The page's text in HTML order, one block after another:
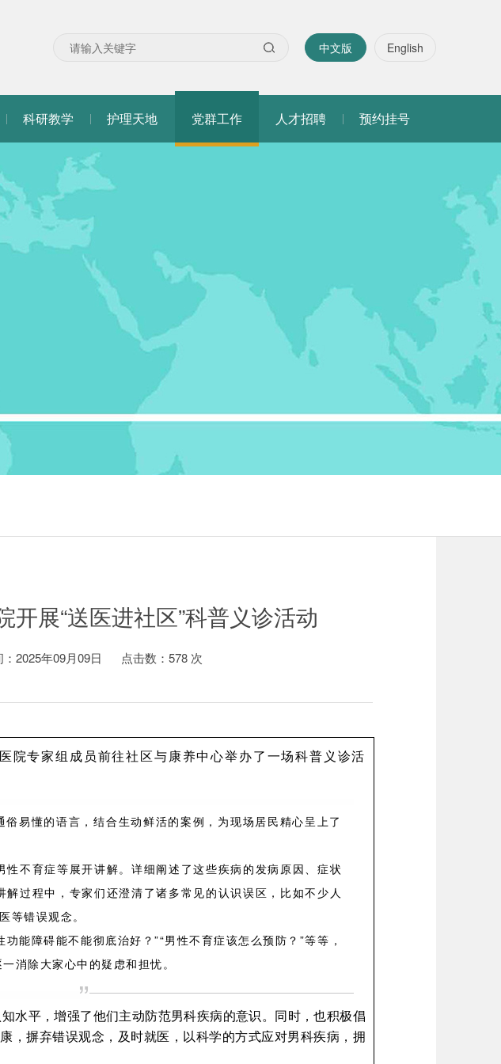
中文版 English
科研教学 护理天地 党群工作 人才招聘 预约挂号
展“送医进社区”科普义诊活动
2025年09月09日 点击数： 578 次
专家组成员前往社区与康养中心举办了一场科普义诊活
易懂的语言，结合生动鲜活的案例，为现场居民精心呈上了
不育症等展开讲解。详细阐述了这些疾病的发病原因、症状
过程中，专家们还澄清了诸多常见的认识误区，比如不少人
等错误观念。
障碍能不能彻底治好？”“男性不育症该怎么预防？”等等，
消除大家心中的疑虑和担忧。
”
平，增强了他们主动防范男科疾病的意识。同时，也积极倡
，摒弃错误观念，及时就医，以科学的方式应对男科疾病，拥